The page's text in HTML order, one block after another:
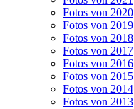
Fotos von 2020
Fotos von 2019
Fotos von 2018
Fotos von 2017
Fotos von 2016
Fotos von 2015
Fotos von 2014
Fotos von 2013